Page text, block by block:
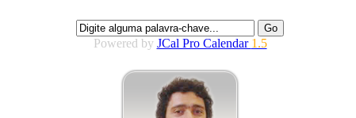
Powered by JCal Pro Calendar 1.5